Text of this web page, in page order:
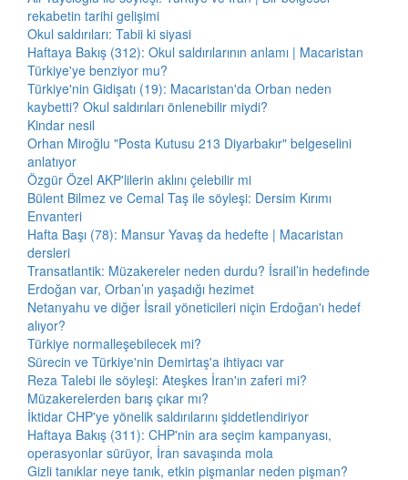
rekabetin tarihi gelişimi
Okul saldırıları: Tabii ki siyasi
Haftaya Bakış (312): Okul saldırılarının anlamı | Macaristan
Türkiye'ye benziyor mu?
Türkiye'nin Gidişatı (19): Macaristan'da Orban neden
kaybetti? Okul saldırıları önlenebilir miydi?
Kindar nesil
Orhan Miroğlu "Posta Kutusu 213 Diyarbakır" belgeselini
anlatıyor
Özgür Özel AKP'lilerin aklını çelebilir mi
Bülent Bilmez ve Cemal Taş ile söyleşi: Dersim Kırımı
Envanteri
Hafta Başı (78): Mansur Yavaş da hedefte | Macaristan
dersleri
Transatlantik: Müzakereler neden durdu? İsrail’in hedefinde
Erdoğan var, Orban’ın yaşadığı hezimet
Netanyahu ve diğer İsrail yöneticileri niçin Erdoğan'ı hedef
alıyor?
Türkiye normalleşebilecek mi?
Sürecin ve Türkiye'nin Demirtaş'a ihtiyacı var
Reza Talebi ile söyleşi: Ateşkes İran'ın zaferi mi?
Müzakerelerden barış çıkar mı?
İktidar CHP'ye yönelik saldırılarını şiddetlendiriyor
Haftaya Bakış (311): CHP'nin ara seçim kampanyası,
operasyonlar sürüyor, İran savaşında mola
Gizli tanıklar neye tanık, etkin pişmanlar neden pişman?